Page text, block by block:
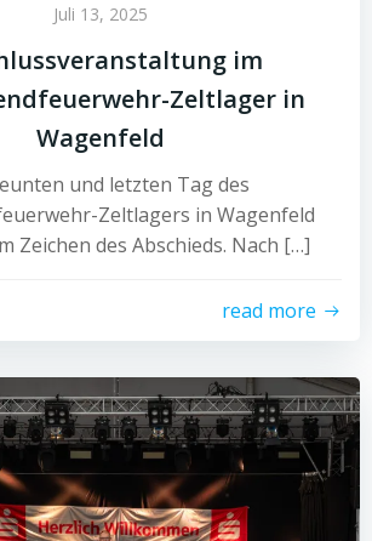
Juli 13, 2025
im
Zeltlager in
Wagenfeld
und letzten Tag des
Zeltlagers in Wagenfeld
Zeichen des Abschieds. Nach […]
read more